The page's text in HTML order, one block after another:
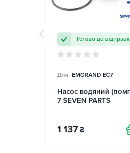
Готово до
Для EMGRAND EC7
Насос водяний
7 SEVEN PARTS
1 137 ₴